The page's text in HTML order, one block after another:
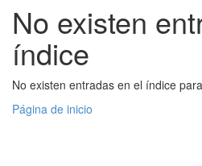
No existen
índice
No existen entradas en el índice
Página de inicio